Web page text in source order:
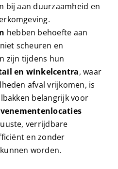
bij aan duurzaamheid en
hebben behoefte aan
scheuren en
zijn tijdens hun
en winkelcentra, waar
afval vrijkomen, is
belangrijk voor
verrijdbare
en zonder
worden.